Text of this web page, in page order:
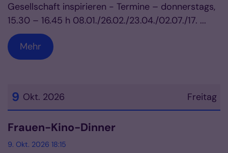
Gesellschaft inspirieren - Termine – donnerstags,
15.30 – 16.45 h 08.01./26.02./23.04./02.07./17. ...
Mehr
Freitag
9 Okt. 2026
Datum: 9. Oktober 2026
Frauen-Kino-Dinner
9. Okt. 2026 18:15